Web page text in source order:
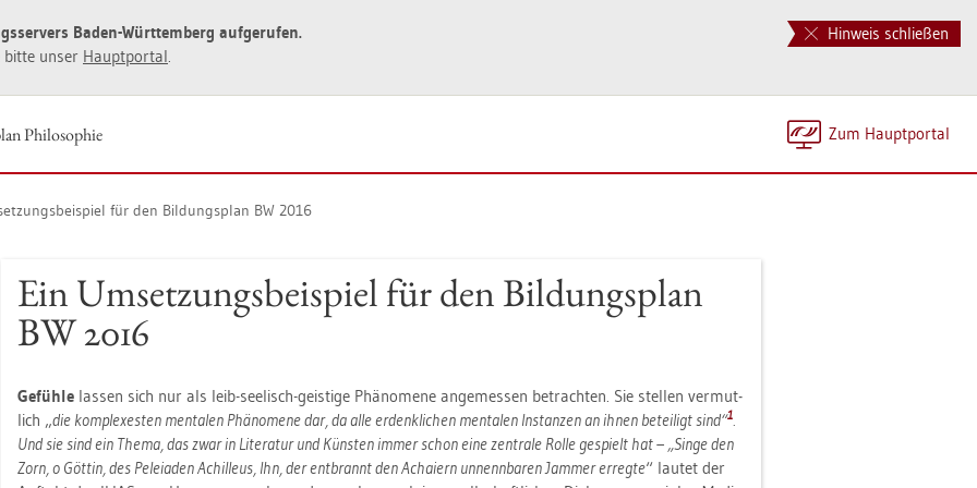
Hinweis schließen
Baden-Würt­tem­berg auf­ge­ru­fen.
bitte unser Haupt­por­tal.
Zum Haupt­por­tal
Phi­lo­so­phie
für den Bil­dungs­plan BW 2016
Ein Um­set­zungs­bei­spiel für den Bil­dungs­plan
BW 2016
Ge­füh­lelas­sen sich nur als leib-see­lisch-geis­ti­ge Phä­no­me­ne an­ge­mes­sen be­trach­ten. Sie stel­len ver­mut­
lich „die kom­ple­xes­ten men­ta­len Phä­no­me­ne dar, da alle er­denk­li­chen men­ta­len In­stan­zen an ihnen be­tei­ligt sind“1.
Und sie sind ein Thema, das zwar in Li­te­ra­tur und Küns­ten immer schon eine zen­tra­le Rolle ge­spielt hat – „Singe den
Zorn, o Göt­tin, des Pe­lei­aden Achil­leus, Ihn, der ent­brannt den Ach­ai­ern un­nenn­ba­ren Jam­mer er­reg­te“ lau­tet der